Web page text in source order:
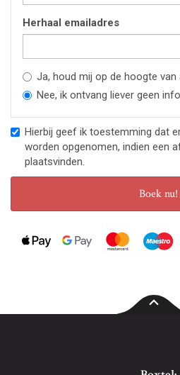
Herhaal emailadres
Ja, houd mij op de hoogte van
Nee, ik ontvang liever geen
Hierbij geef ik toestemming dat
worden opgenomen, indien een
plaatsvinden.
Boek nu!